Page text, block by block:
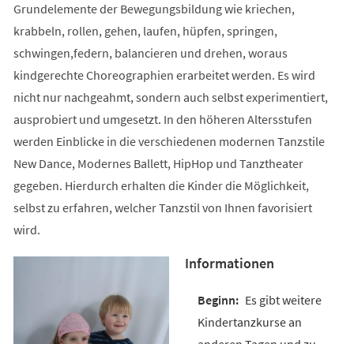
Grundelemente der Bewegungsbildung wie kriechen,
krabbeln, rollen, gehen, laufen, hüpfen, springen,
schwingen,federn, balancieren und drehen, woraus
kindgerechte Choreographien erarbeitet werden. Es wird
nicht nur nachgeahmt, sondern auch selbst experimentiert,
ausprobiert und umgesetzt. In den höheren Altersstufen
werden Einblicke in die verschiedenen modernen Tanzstile
New Dance, Modernes Ballett, HipHop und Tanztheater
gegeben. Hierdurch erhalten die Kinder die Möglichkeit,
selbst zu erfahren, welcher Tanzstil von Ihnen favorisiert
wird.
Informationen
Es gibt weitere
Kindertanzkurse an